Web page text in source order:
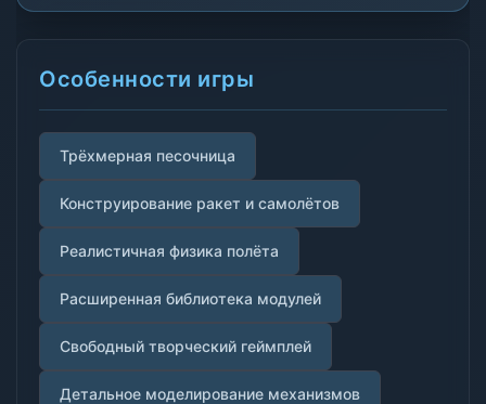
Особенности игры
Трёхмерная песочница
Конструирование ракет и самолётов
Реалистичная физика полёта
Расширенная библиотека модулей
Свободный творческий геймплей
Детальное моделирование механизмов